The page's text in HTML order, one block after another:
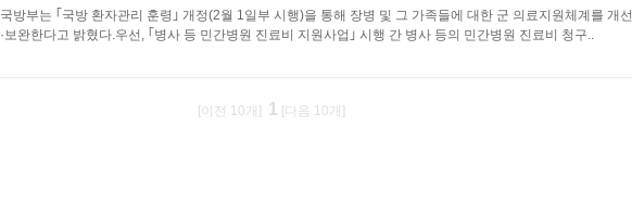
국방부는 ｢국방 환자관리 훈령｣ 개정(2월 1일부 시행)을 통해 장병 및 그 가족들에 대한 군 의료지원체계를 개선
·보완한다고 밝혔다.우선, ｢병사 등 민간병원 진료비 지원사업｣ 시행 간 병사 등의 민간병원 진료비 청구..
[이전 10개] 1 [다음 10개]